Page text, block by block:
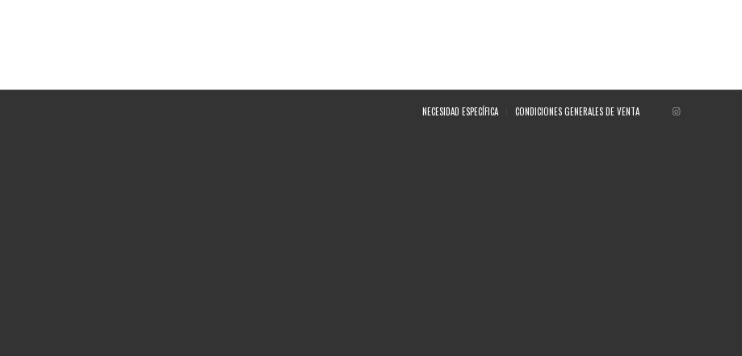
NECESIDAD ESPECÍFICA CONDICIONES GENERALES DE VENTA